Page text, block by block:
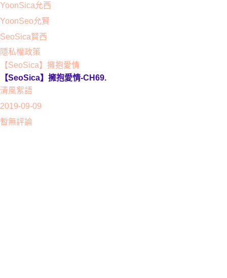
YoonSica允西
YoonSeo允賢
SeoSica賢西
隱私權政策
【SeoSica】擁抱愛情
【SeoSica】擁抱愛情-CH69.
清風絮語
2019-09-09
暫無評論